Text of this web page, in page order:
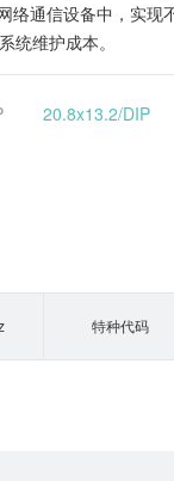
通信设备中，实现
维护成本。
20.8x13.2/DIP
特种代码